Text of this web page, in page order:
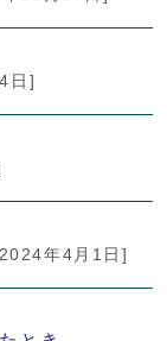
日]
年4月1日]